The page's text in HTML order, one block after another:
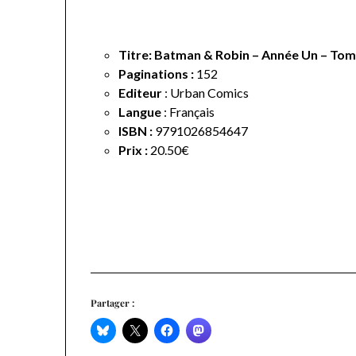
Titre: Batman & Robin – Année Un –
Paginations : 152
Editeur : Urban Comics
Langue : Français
ISBN : 9791026854647
Prix : 20.50€
Partager :